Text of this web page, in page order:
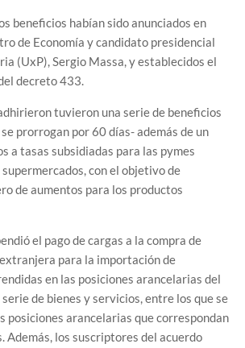
beneficios habían sido anunciados en
de Economía y candidato presidencial
(UxP), Sergio Massa, y establecidos el
decreto 433.
tuvieron una serie de beneficios
prorrogan por 60 días- además de un
a tasas subsidiadas para las pymes
con el objetivo de
de aumentos para los productos
el pago de cargas a la compra de
para la importación de
en las posiciones arancelarias del
de bienes y servicios, entre los que se
posiciones arancelarias que correspondan
Además, los suscriptores del acuerdo